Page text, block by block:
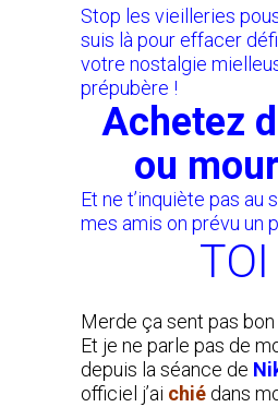
Stop les vieilleries
suis là pour effacer
votre nostalgie
prépubère !
Achetez
ou
Et ne t’inquiète pas au
mes amis on prévu un
TOI
Merde ça sent pas bon
Et je ne parle pas de
depuis la séance de
officiel j’ai chié dans